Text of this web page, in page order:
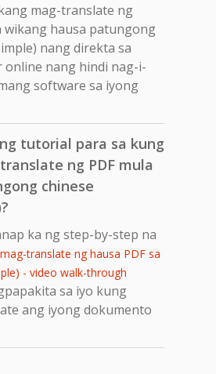
mag-translate ng
wikang hausa patungong
nang direkta sa
online nang hindi nag-i-
software sa iyong
tutorial para sa kung
ng PDF mula
chinese
ka ng step-by-step na
translate ng hausa PDF sa
- video walk-through
sa iyo kung
ang iyong dokumento